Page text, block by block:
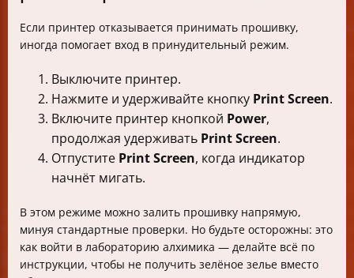
Если принтер отказывается принимать прошивку,
иногда помогает вход в принудительный режим.
Выключите принтер.
Нажмите и удерживайте кнопку Print Screen.
Включите принтер кнопкой Power,
продолжая удерживать Print Screen.
Отпустите Print Screen, когда индикатор
начнёт мигать.
В этом режиме можно залить прошивку напрямую,
минуя стандартные проверки. Но будьте осторожны: это
как войти в лабораторию алхимика — делайте всё по
инструкции, чтобы не получить зелёное зелье вместо